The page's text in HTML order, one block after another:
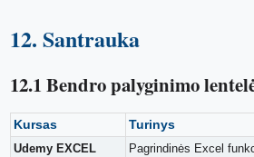
12. Santrauka
12.1 Bendro palyginimo
Kursas Turinys
Udemy EXCEL
Pagrindinės Excel